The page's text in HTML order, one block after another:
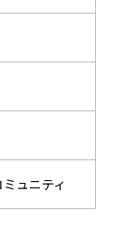
ュニティ